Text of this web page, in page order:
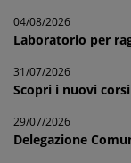
04/08/2026
Laboratorio per
31/07/2026
Scopri i nuovi
29/07/2026
Delegazione